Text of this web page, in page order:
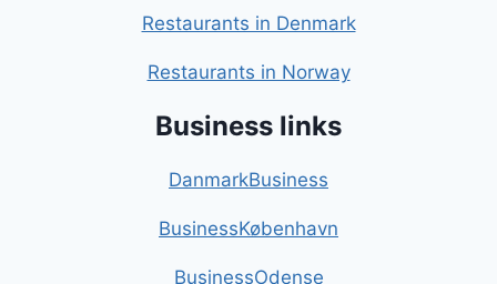
Restaurants in Denmark
Restaurants in Norway
Business links
DanmarkBusiness
BusinessKøbenhavn
BusinessOdense